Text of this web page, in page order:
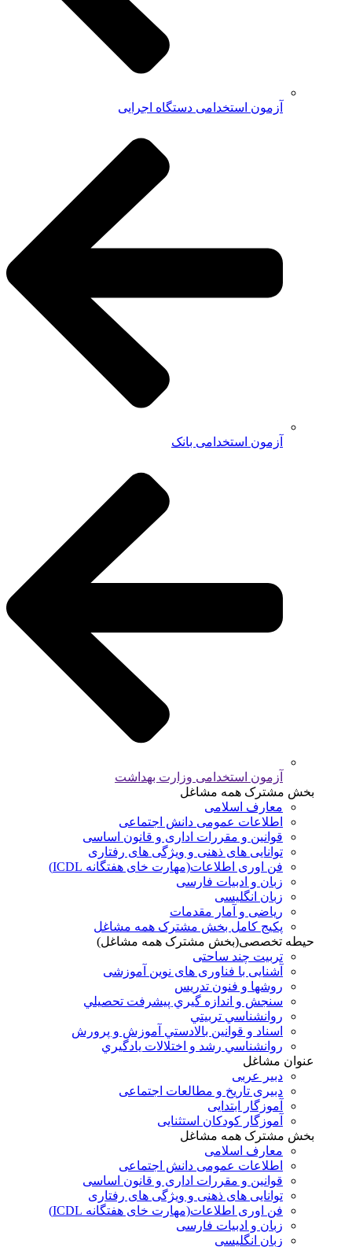
آزمون استخدامی دستگاه اجرایی
آزمون استخدامی بانک
آزمون استخدامی وزارت بهداشت
بخش مشترک همه مشاغل
معارف اسلامی
اطلاعات عمومی دانش اجتماعی
قوانین و مقررات اداری و قانون اساسی
توانایی های ذهنی و ویژگی های رفتاری
فن اوری اطلاعات(مهارت خای هفتگانه ICDL)
زبان و ادبیات فارسی
زبان انگلیسی
ریاضی و آمار مقدمات
پکیج کامل بخش مشترک همه مشاغل
حیطه تخصصی(بخش مشترک همه مشاغل)
تربیت چند ساحتی
آشنایی با فناوری های نوین آموزشی
روشها و فنون تدريس
سنجش و اندازه گيري پيشرفت تحصيلي
روانشناسي تربيتي
اسناد و قوانين بالادستي آموزش و پرورش
روانشناسي رشد و اختلالات يادگيري
عنوان مشاغل
دبير عربی
دبیری تاریخ و مطالعات اجتماعی
آموزگار ابتدایی
آموزگار کودکان استثنایی
بخش مشترک همه مشاغل
معارف اسلامی
اطلاعات عمومی دانش اجتماعی
قوانین و مقررات اداری و قانون اساسی
توانایی های ذهنی و ویژگی های رفتاری
فن اوری اطلاعات(مهارت خای هفتگانه ICDL)
زبان و ادبیات فارسی
زبان انگلیسی